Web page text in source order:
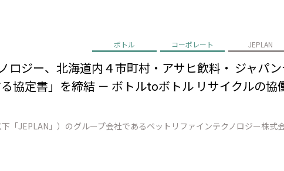
ボトル コーポレート JEPLAN
ロジー、北海道内４市町村・アサヒ飲料・ ジャパ
協定書」を締結 － ボトルtoボトル リサイクルの協